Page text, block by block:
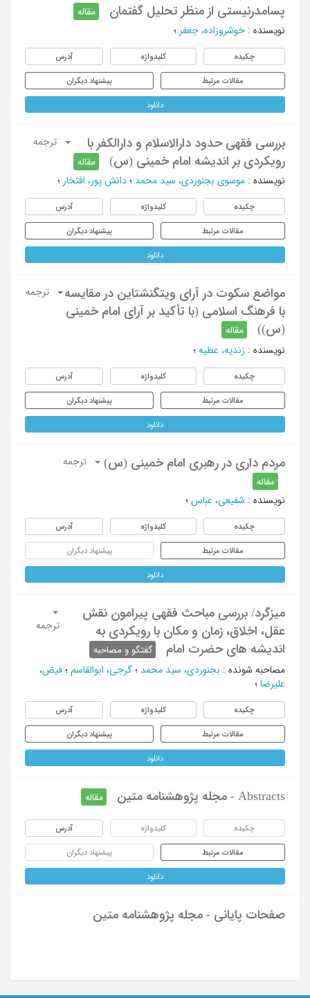
پسامدرنیستی از منظر تحلیل گفتمان
مقاله
نویسنده : خوشروزاده، جعفر ؛
چکیده کلیدواژه آدرس
مقالات مرتبط پیشنهاد دیگران
دانلود
بررسی فقهی حدود دارالاسلام و دارالکفر با
رویکردی بر اندیشه امام خمینی (س)
مقاله
ترجمه
نویسنده : موسوی بجنوردی، سید محمد ؛ دانش پور، افتخار ؛
چکیده کلیدواژه آدرس
مقالات مرتبط پیشنهاد دیگران
دانلود
مواضع سکوت در آرای ویتگنشتاین در مقایسه
با فرهنگ اسلامی (با تأکید بر آرای امام خمینی
(س))
مقاله
ترجمه
نویسنده : زندیه، عطیه ؛
چکیده کلیدواژه آدرس
مقالات مرتبط پیشنهاد دیگران
دانلود
مردم داری در رهبری امام خمینی (س)
مقاله
ترجمه
نویسنده : شفیعی، عباس ؛
چکیده کلیدواژه آدرس
مقالات مرتبط پیشنهاد دیگران
دانلود
میزگرد/ بررسی مباحث فقهی پیرامون نقش
عقل، اخلاق، زمان و مکان با رویکردی به
اندیشه های حضرت امام
گفتگو و مصاحبه
ترجمه
مصاحبه شونده : بجنوردی، سید محمد ؛ گرجی، ابوالقاسم ؛ فیض،
علیرضا ؛
چکیده کلیدواژه آدرس
مقالات مرتبط پیشنهاد دیگران
دانلود
Abstracts - مجله پژوهشنامه متین مقاله
چکیده کلیدواژه آدرس
مقالات مرتبط پیشنهاد دیگران
دانلود
صفحات پایانی - مجله پژوهشنامه متین